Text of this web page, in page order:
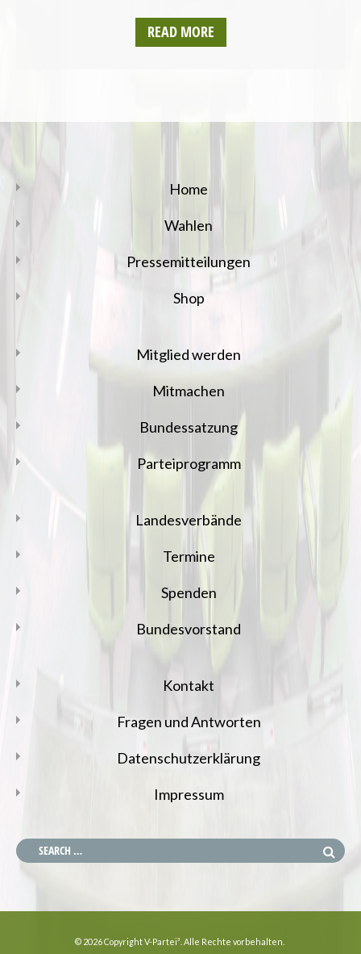
READ MORE
Home
Wahlen
Pressemitteilungen
Shop
Mitglied werden
Mitmachen
Bundessatzung
Parteiprogramm
Landesverbände
Termine
Spenden
Bundesvorstand
Kontakt
Fragen und Antworten
Datenschutzerklärung
Impressum
© 2026 Copyright V-Partei³. Alle Rechte vorbehalten.